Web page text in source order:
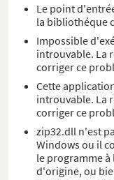
Le point
la bibliothéque
Impossible
introuvable. La
corriger ce
Cette
introuvable. La
corriger ce
zip32.dll n'est
Windows ou il
le programme
d'origine, ou